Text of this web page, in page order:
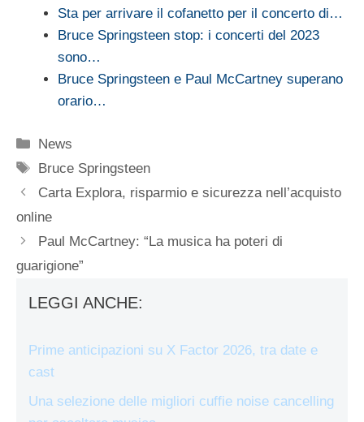
Sta per arrivare il cofanetto per il concerto di…
Bruce Springsteen stop: i concerti del 2023
sono…
Bruce Springsteen e Paul McCartney superano
orario…
Categorie
News
Tag
Bruce Springsteen
Carta Explora, risparmio e sicurezza nell’acquisto
online
Paul McCartney: “La musica ha poteri di
guarigione”
LEGGI ANCHE:
Prime anticipazioni su X Factor 2026, tra date e
cast
Una selezione delle migliori cuffie noise cancelling